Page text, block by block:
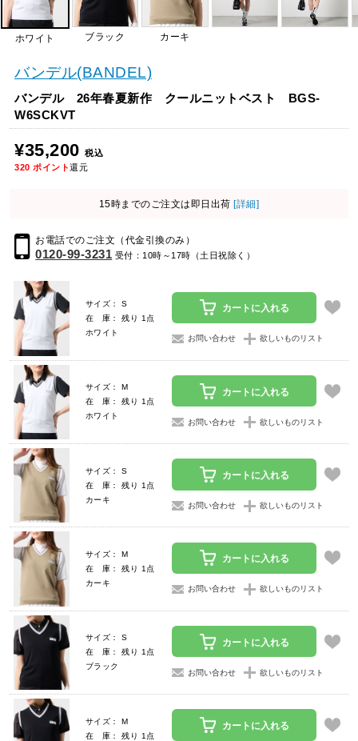
ホワイト ブラック カーキ
バンデル(BANDEL)
バンデル 26年春夏新作 クールニットベスト BGS-
W6SCKVT
¥35,200 税込
320 ポイント還元
15時までのご注文は即日出荷 [詳細]
お電話でのご注文（代金引換のみ）
0120-99-3231 受付：10時～17時（土日祝除く）
サイズ： S
在 庫： 残り 1点
ホワイト
カートに入れる
お問い合わせ 欲しいものリスト
サイズ： M
在 庫： 残り 1点
ホワイト
カートに入れる
お問い合わせ 欲しいものリスト
サイズ： S
在 庫： 残り 1点
カーキ
カートに入れる
お問い合わせ 欲しいものリスト
サイズ： M
在 庫： 残り 1点
カーキ
カートに入れる
お問い合わせ 欲しいものリスト
サイズ： S
在 庫： 残り 1点
ブラック
カートに入れる
お問い合わせ 欲しいものリスト
サイズ： M
在 庫： 残り 1点
カートに入れる